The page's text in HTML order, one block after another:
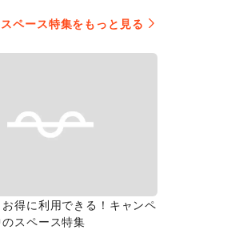
スペース特集をもっと見る
得に利用できる！キャンペ
スペース特集